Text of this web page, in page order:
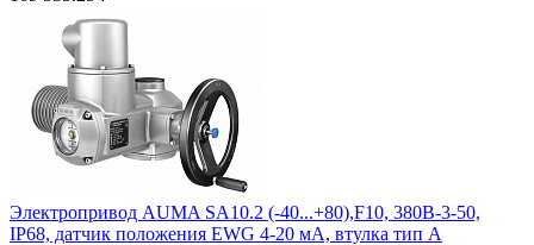
Электропривод AUMA SA10.2 (-40...+80),F10, 380B-3-50,
IP68, датчик положения EWG 4-20 мA, втулка тип А